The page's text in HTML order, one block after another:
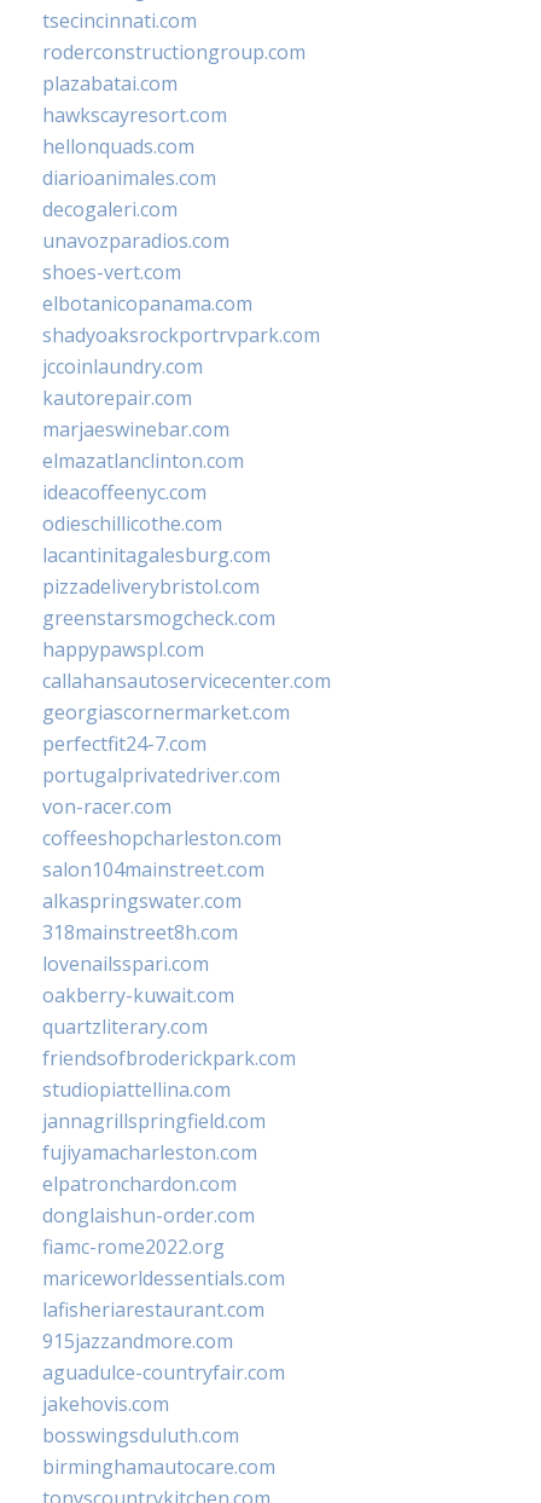
tsecincinnati.com
roderconstructiongroup.com
plazabatai.com
hawkscayresort.com
hellonquads.com
diarioanimales.com
decogaleri.com
unavozparadios.com
shoes-vert.com
elbotanicopanama.com
shadyoaksrockportrvpark.com
jccoinlaundry.com
kautorepair.com
marjaeswinebar.com
elmazatlanclinton.com
ideacoffeenyc.com
odieschillicothe.com
lacantinitagalesburg.com
pizzadeliverybristol.com
greenstarsmogcheck.com
happypawspl.com
callahansautoservicecenter.com
georgiascornermarket.com
perfectfit24-7.com
portugalprivatedriver.com
von-racer.com
coffeeshopcharleston.com
salon104mainstreet.com
alkaspringswater.com
318mainstreet8h.com
lovenailsspari.com
oakberry-kuwait.com
quartzliterary.com
friendsofbroderickpark.com
studiopiattellina.com
jannagrillspringfield.com
fujiyamacharleston.com
elpatronchardon.com
donglaishun-order.com
fiamc-rome2022.org
mariceworldessentials.com
lafisheriarestaurant.com
915jazzandmore.com
aguadulce-countryfair.com
jakehovis.com
bosswingsduluth.com
birminghamautocare.com